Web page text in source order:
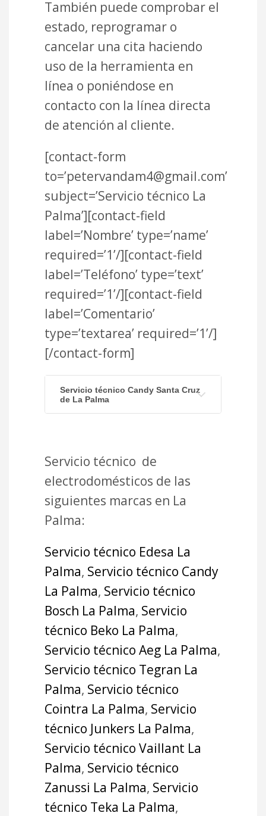
También puede comprobar el
estado, reprogramar o
cancelar una cita haciendo
uso de la herramienta en
línea o poniéndose en
contacto con la línea directa
de atención al cliente.
[contact-form
to=’petervandam4@gmail.com’
subject=’Servicio técnico La
Palma’][contact-field
label=’Nombre’ type=’name’
required=’1’/][contact-field
label=’Teléfono’ type=’text’
required=’1’/][contact-field
label=’Comentario’
type=’textarea’ required=’1’/]
[/contact-form]
Servicio técnico Candy Santa Cruz
de La Palma
Servicio técnico de
electrodomésticos de las
siguientes marcas en La
Palma:
Servicio técnico Edesa La
Palma, Servicio técnico Candy
La Palma, Servicio técnico
Bosch La Palma, Servicio
técnico Beko La Palma,
Servicio técnico Aeg La Palma,
Servicio técnico Tegran La
Palma, Servicio técnico
Cointra La Palma, Servicio
técnico Junkers La Palma,
Servicio técnico Vaillant La
Palma, Servicio técnico
Zanussi La Palma, Servicio
técnico Teka La Palma,